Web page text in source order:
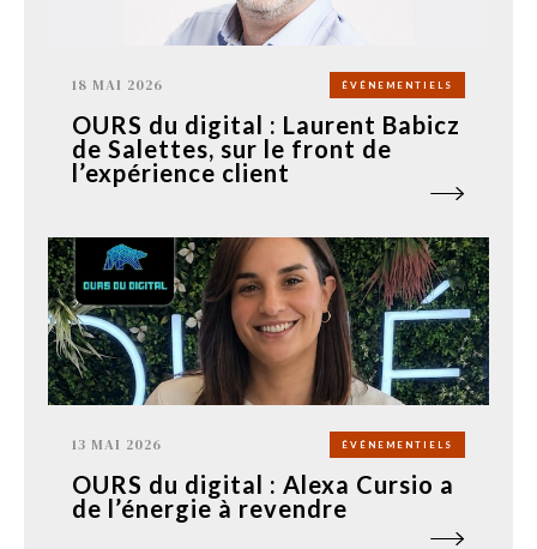
18 MAI 2026 ÉVÉNEMENTIELS
OURS du digital : Laurent Babicz
de Salettes, sur le front de
l’expérience client
13 MAI 2026 ÉVÉNEMENTIELS
OURS du digital : Alexa Cursio a
de l’énergie à revendre